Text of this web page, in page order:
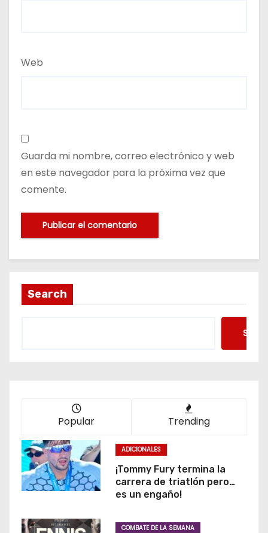
Web
Guarda mi nombre, correo electrónico y web
en este navegador para la próxima vez que
comente.
Search
Popular Trending
ADICIONALES
¡Tommy Fury termina la
carrera de triatlón pero…
es un engaño!
COMBATE DE LA SEMANA